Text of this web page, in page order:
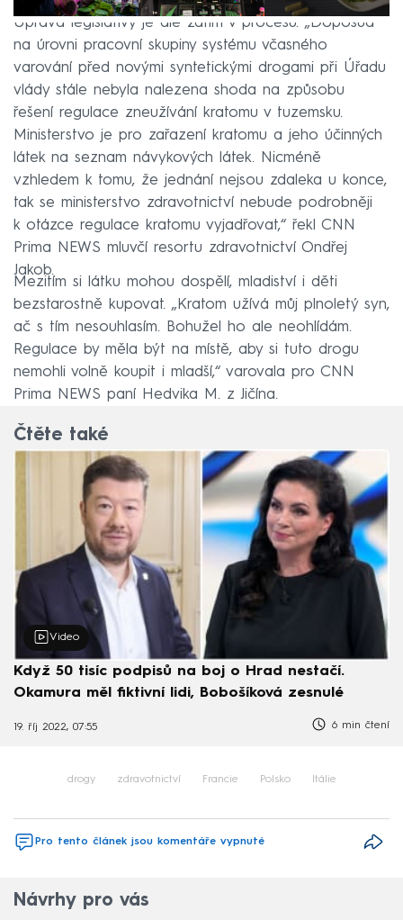
Úprava legislativy je ale zatím v procesu. „Doposud
na úrovni pracovní skupiny systému včasného
varování před novými syntetickými drogami při Úřadu
vlády stále nebyla nalezena shoda na způsobu
řešení regulace zneužívání kratomu v tuzemsku.
Ministerstvo je pro zařazení kratomu a jeho účinných
látek na seznam návykových látek. Nicméně
vzhledem k tomu, že jednání nejsou zdaleka u konce,
tak se ministerstvo zdravotnictví nebude podrobněji
k otázce regulace kratomu vyjadřovat,“ řekl CNN
Prima NEWS mluvčí resortu zdravotnictví Ondřej
Jakob.
Mezitím si látku mohou dospělí, mladiství i děti
bezstarostně kupovat. „Kratom užívá můj plnoletý syn,
ač s tím nesouhlasím. Bohužel ho ale neohlídám.
Regulace by měla být na místě, aby si tuto drogu
nemohli volně koupit i mladší,“ varovala pro CNN
Prima NEWS paní Hedvika M. z Jičína.
Čtěte také
Video
Když 50 tisíc podpisů na boj o Hrad nestačí.
Okamura měl fiktivní lidi, Bobošíková zesnulé
19. říj 2022, 07:55 6 min čtení
drogy zdravotnictví Francie Polsko Itálie
Pro tento článek jsou komentáře vypnuté
Návrhy pro vás